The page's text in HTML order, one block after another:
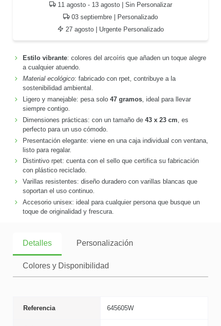
11 agosto - 13 agosto| Sin Personalizar
03 septiembre | Personalizado
27 agosto | Urgente Personalizado
Estilo vibrante: colores del arcoíris que añaden un toque alegre
a cualquier atuendo.
Material ecológico: fabricado con rpet, contribuye a la
sostenibilidad ambiental.
Ligero y manejable: pesa solo 47 gramos, ideal para llevar
siempre contigo.
Dimensiones prácticas: con un tamaño de 43 x 23 cm , es
perfecto para un uso cómodo.
Presentación elegante: viene en una caja individual con ventana,
listo para regalar.
Distintivo rpet: cuenta con el sello que certifica su fabricación
con plástico reciclado.
Varillas resistentes: diseño duradero con varillas blancas que
soportan el uso continuo.
Accesorio unisex: ideal para cualquier persona que busque un
toque de originalidad y frescura.
Detalles Personalización
Colores y Disponibilidad
Referencia 645605W